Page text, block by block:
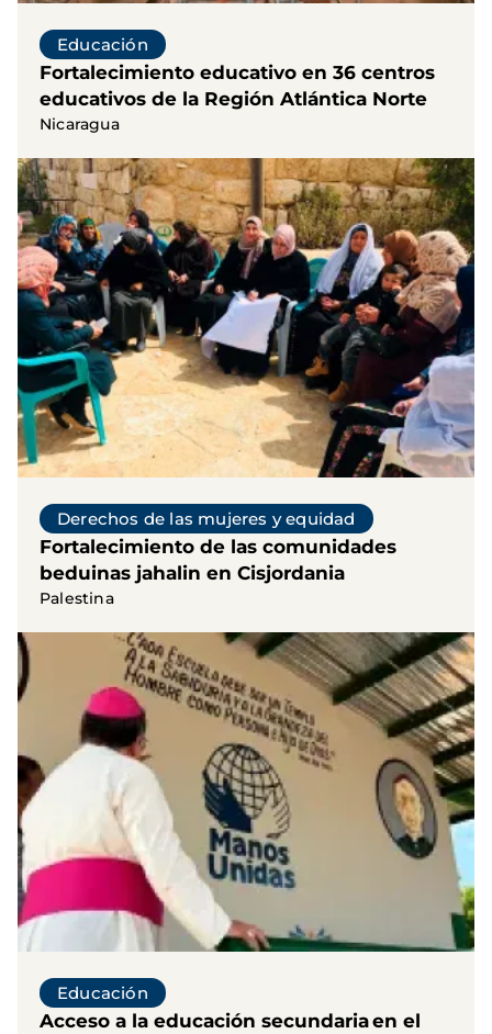
Educación
Fortalecimiento educativo en 36 centros
educativos de la Región Atlántica Norte
Nicaragua
Derechos de las mujeres y equidad
Fortalecimiento de las comunidades
beduinas jahalin en Cisjordania
Palestina
Educación
Acceso a la educación secundaria en el